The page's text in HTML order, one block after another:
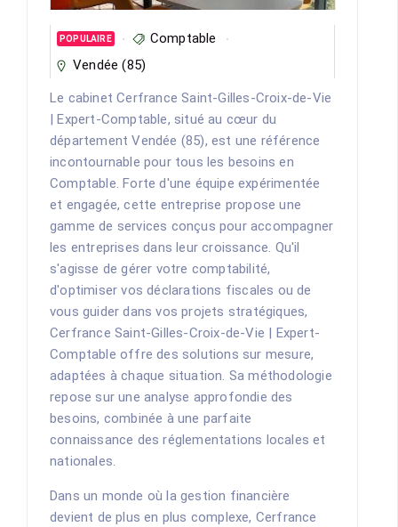
POPULAIRE
Comptable
Vendée (85)
Le cabinet Cerfrance Saint-Gilles-Croix-de-Vie
| Expert-Comptable, situé au cœur du
département Vendée (85), est une référence
incontournable pour tous les besoins en
Comptable. Forte d'une équipe expérimentée
et engagée, cette entreprise propose une
gamme de services conçus pour accompagner
les entreprises dans leur croissance. Qu'il
s'agisse de gérer votre comptabilité,
d'optimiser vos déclarations fiscales ou de
vous guider dans vos projets stratégiques,
Cerfrance Saint-Gilles-Croix-de-Vie | Expert-
Comptable offre des solutions sur mesure,
adaptées à chaque situation. Sa méthodologie
repose sur une analyse approfondie des
besoins, combinée à une parfaite
connaissance des réglementations locales et
nationales.
Dans un monde où la gestion financière
devient de plus en plus complexe, Cerfrance